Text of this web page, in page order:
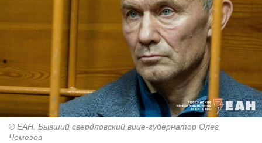
© ЕАН. Бывший свердловский вице-губернатор Олег
Чемезов